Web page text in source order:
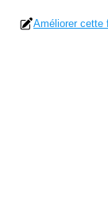
Améliorer cette